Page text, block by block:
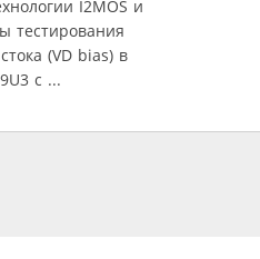
I2MOS и
тестирования
(VD bias) в
с ...